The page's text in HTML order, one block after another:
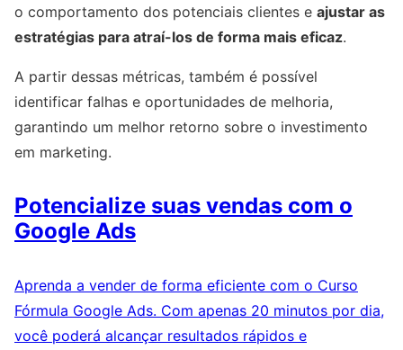
o comportamento dos potenciais clientes e ajustar as
estratégias para atraí-los de forma mais eficaz.
A partir dessas métricas, também é possível
identificar falhas e oportunidades de melhoria,
garantindo um melhor retorno sobre o investimento
em marketing.
Potencialize suas vendas com o
Google Ads
Aprenda a vender de forma eficiente com o Curso
Fórmula Google Ads. Com apenas 20 minutos por dia,
você poderá alcançar resultados rápidos e